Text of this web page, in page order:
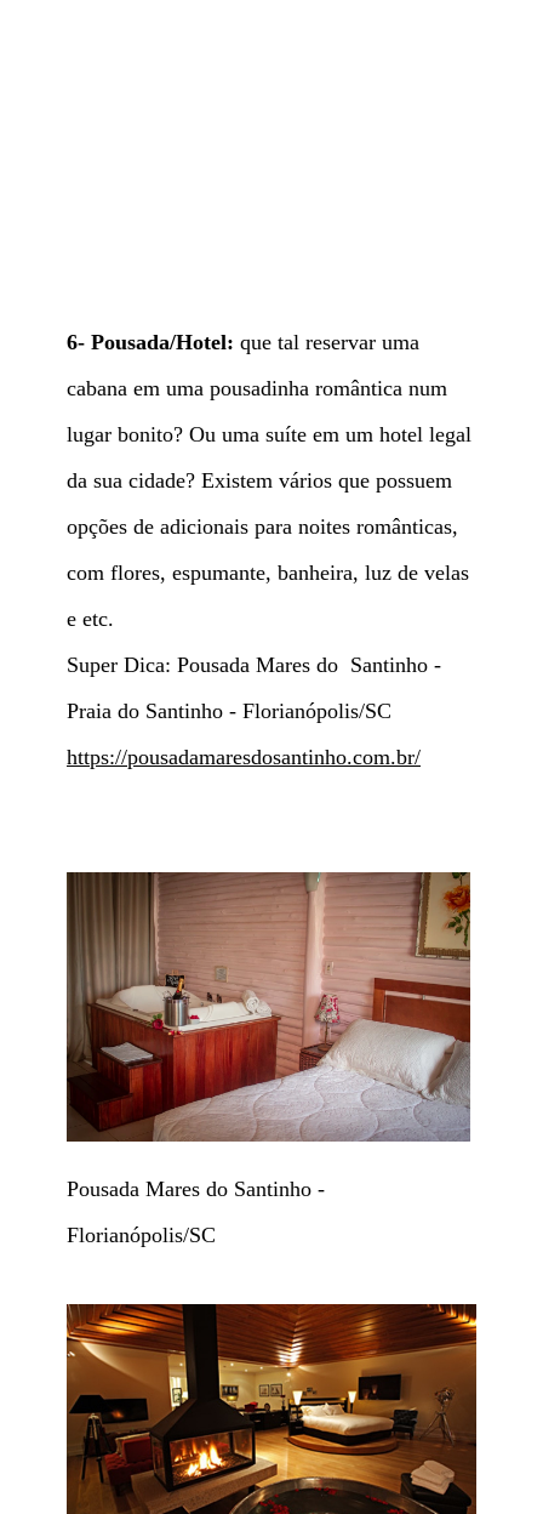
6- Pousada/Hotel: que tal reservar uma
cabana em uma pousadinha romântica num
lugar bonito? Ou uma suíte em um hotel legal
da sua cidade? Existem vários que possuem
opções de adicionais para noites românticas,
com flores, espumante, banheira, luz de velas
e etc.
Super Dica: Pousada Mares do Santinho -
Praia do Santinho - Florianópolis/SC
https://pousadamaresdosantinho.com.br/
Pousada Mares do Santinho -
Florianópolis/SC